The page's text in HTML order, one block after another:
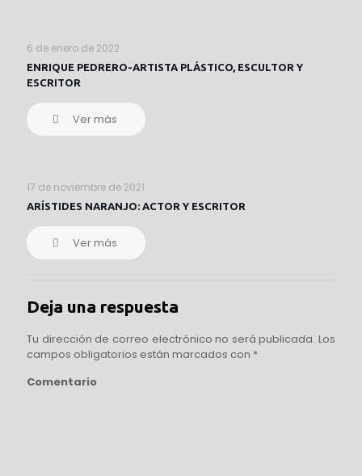
6 de enero de 2022
ENRIQUE PEDRERO-ARTISTA PLÁSTICO, ESCULTOR Y
ESCRITOR
Ver más
17 de noviembre de 2021
ARÍSTIDES NARANJO: ACTOR Y ESCRITOR
Ver más
Deja una respuesta
Tu dirección de correo electrónico no será publicada. Los
campos obligatorios están marcados con *
Comentario